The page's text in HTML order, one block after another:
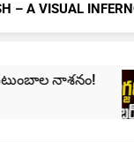
– A VISUAL
నాశనం!